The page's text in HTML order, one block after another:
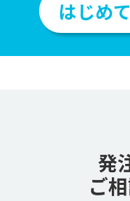
はじめ
発
ご